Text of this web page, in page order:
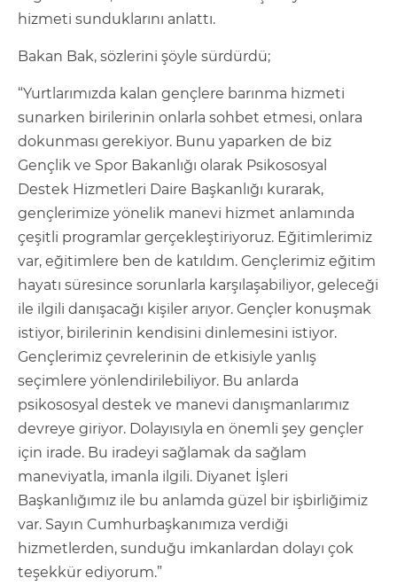
hizmeti sunduklarını anlattı.
Bakan Bak, sözlerini şöyle sürdürdü;
“Yurtlarımızda kalan gençlere barınma hizmeti
sunarken birilerinin onlarla sohbet etmesi, onlara
dokunması gerekiyor. Bunu yaparken de biz
Gençlik ve Spor Bakanlığı olarak Psikososyal
Destek Hizmetleri Daire Başkanlığı kurarak,
gençlerimize yönelik manevi hizmet anlamında
çeşitli programlar gerçekleştiriyoruz. Eğitimlerimiz
var, eğitimlere ben de katıldım. Gençlerimiz eğitim
hayatı süresince sorunlarla karşılaşabiliyor, geleceği
ile ilgili danışacağı kişiler arıyor. Gençler konuşmak
istiyor, birilerinin kendisini dinlemesini istiyor.
Gençlerimiz çevrelerinin de etkisiyle yanlış
seçimlere yönlendirilebiliyor. Bu anlarda
psikososyal destek ve manevi danışmanlarımız
devreye giriyor. Dolayısıyla en önemli şey gençler
için irade. Bu iradeyi sağlamak da sağlam
maneviyatla, imanla ilgili. Diyanet İşleri
Başkanlığımız ile bu anlamda güzel bir işbirliğimiz
var. Sayın Cumhurbaşkanımıza verdiği
hizmetlerden, sunduğu imkanlardan dolayı çok
teşekkür ediyorum.”